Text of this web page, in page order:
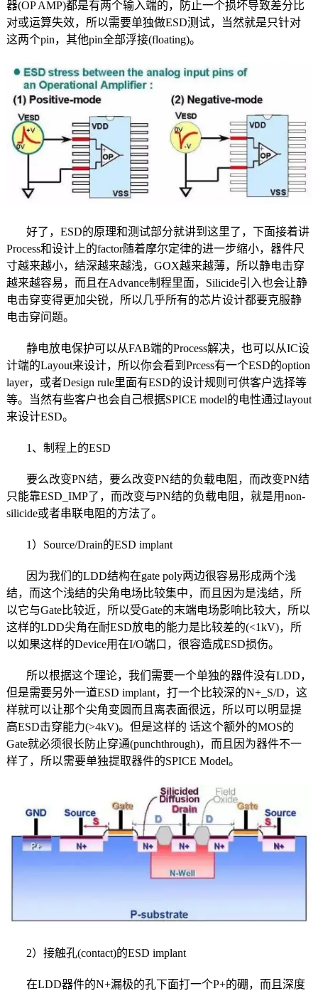
器(OP AMP)都是有两个输入端的，防止一个损坏导致差分比
对或运算失效，所以需要单独做ESD测试，当然就是只针对
这两个pin，其他pin全部浮接(floating)。
好了，ESD的原理和测试部分就讲到这里了，下面接着讲
Process和设计上的factor随着摩尔定律的进一步缩小，器件尺
寸越来越小，结深越来越浅，GOX越来越薄，所以静电击穿
越来越容易，而且在Advance制程里面，Silicide引入也会让静
电击穿变得更加尖锐，所以几乎所有的芯片设计都要克服静
电击穿问题。
静电放电保护可以从FAB端的Process解决，也可以从IC设
计端的Layout来设计，所以你会看到Prcess有一个ESD的option
layer，或者Design rule里面有ESD的设计规则可供客户选择等
等。当然有些客户也会自己根据SPICE model的电性通过layout
来设计ESD。
1、制程上的ESD
要么改变PN结，要么改变PN结的负载电阻，而改变PN结
只能靠ESD_IMP了，而改变与PN结的负载电阻，就是用non-
silicide或者串联电阻的方法了。
1）Source/Drain的ESD implant
因为我们的LDD结构在gate poly两边很容易形成两个浅
结，而这个浅结的尖角电场比较集中，而且因为是浅结，所
以它与Gate比较近，所以受Gate的末端电场影响比较大，所以
这样的LDD尖角在耐ESD放电的能力是比较差的(<1kV)，所
以如果这样的Device用在I/O端口，很容造成ESD损伤。
所以根据这个理论，我们需要一个单独的器件没有LDD，
但是需要另外一道ESD implant，打一个比较深的N+_S/D，这
样就可以让那个尖角变圆而且离表面很远，所以可以明显提
高ESD击穿能力(>4kV)。但是这样的 话这个额外的MOS的
Gate就必须很长防止穿通(punchthrough)，而且因为器件不一
样了，所以需要单独提取器件的SPICE Model。
2）接触孔(contact)的ESD implant
在LDD器件的N+漏极的孔下面打一个P+的硼，而且深度